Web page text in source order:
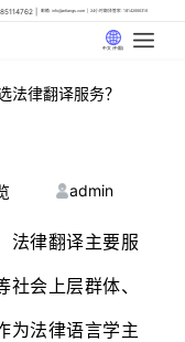
邮箱: info@artlangs.com 24小时翻译管家: 18142666316
中文 (中国)
法律翻译服务？
admin
律翻译主要服
会上层群体、
为法律语言学主